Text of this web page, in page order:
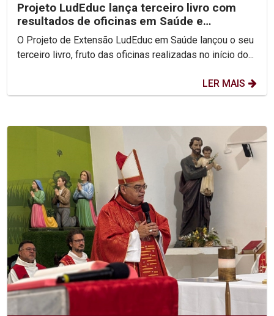
Projeto LudEduc lança terceiro livro com
resultados de oficinas em Saúde e
Educação
O Projeto de Extensão LudEduc em Saúde lançou o seu
terceiro livro, fruto das oficinas realizadas no início do...
LER MAIS